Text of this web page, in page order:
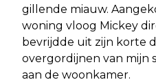
gillende miauw.
woning vloog Mickey
bevrijdde uit zijn korte
overgordijnen van mijn
aan de woonkamer.